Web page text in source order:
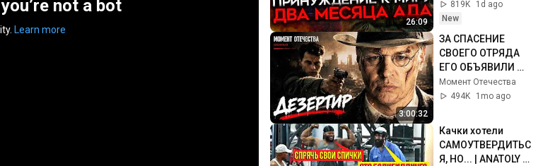
not a bot
Learn more
26:09
начинается
819K
1d ago
New
3:00:32
ЗА СПАСЕНИЕ
СВОЕГО ОТРЯДА
ЕГО ОБЪЯВИЛИ
ПРЕДАТЕЛЕМ И
ВРАГОМ НАРОДА!
Момент Отечества
494K
1mo ago
Качки хотели
САМОУТВЕРДИТЬС
Я, НО... | ANATOLY